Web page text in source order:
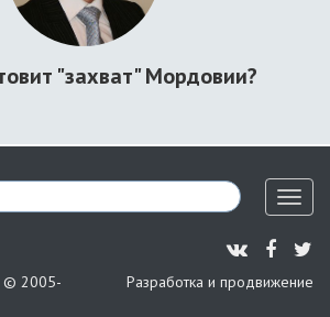
"захват" Мордовии?
© 2005-
Разработка и продвижение